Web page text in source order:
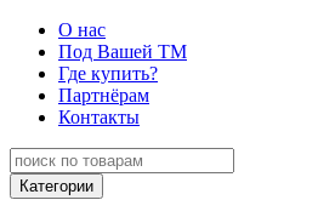
О нас
Под Вашей ТМ
Где купить?
Партнёрам
Контакты
Категории